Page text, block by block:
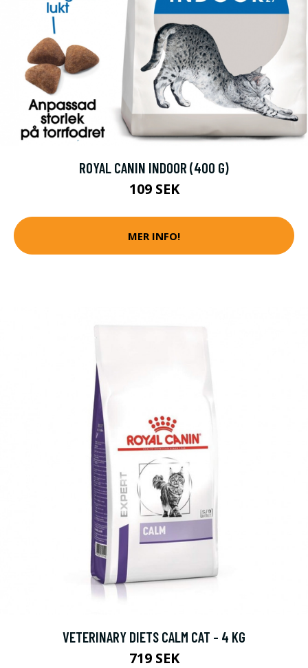
ROYAL CANIN INDOOR (400 G)
109 SEK
MER INFO!
VETERINARY DIETS CALM CAT - 4 KG
719 SEK